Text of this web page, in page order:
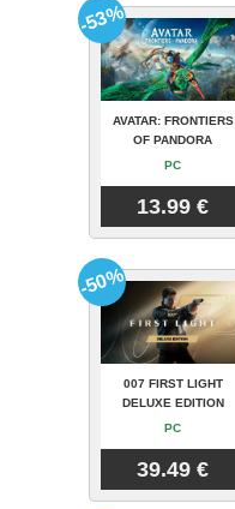
AVATAR: FRONTIERS
OF PANDORA
PC
13.99 €
-53%
007 FIRST LIGHT
DELUXE EDITION
PC
39.49 €
-50%